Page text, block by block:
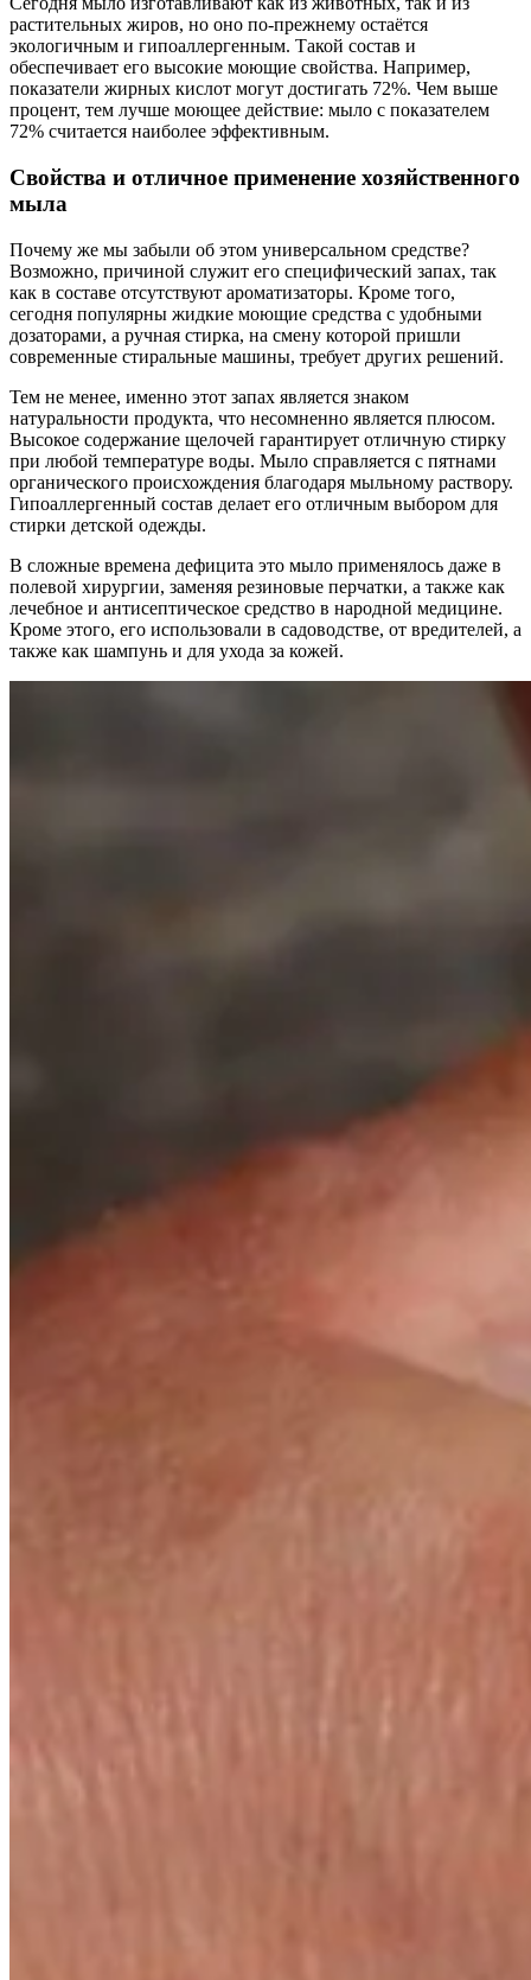
растительных жиров, но оно по-прежнему остаётся
экологичным и гипоаллергенным. Такой состав и
обеспечивает его высокие моющие свойства. Например,
показатели жирных кислот могут достигать 72%. Чем выше
процент, тем лучше моющее действие: мыло с показателем
72% считается наиболее эффективным.
Свойства и отличное применение хозяйственного
мыла
Почему же мы забыли об этом универсальном средстве?
Возможно, причиной служит его специфический запах, так
как в составе отсутствуют ароматизаторы. Кроме того,
сегодня популярны жидкие моющие средства с удобными
дозаторами, а ручная стирка, на смену которой пришли
современные стиральные машины, требует других решений.
Тем не менее, именно этот запах является знаком
натуральности продукта, что несомненно является плюсом.
Высокое содержание щелочей гарантирует отличную стирку
при любой температуре воды. Мыло справляется с пятнами
органического происхождения благодаря мыльному раствору.
Гипоаллергенный состав делает его отличным выбором для
стирки детской одежды.
В сложные времена дефицита это мыло применялось даже в
полевой хирургии, заменяя резиновые перчатки, а также как
лечебное и антисептическое средство в народной медицине.
Кроме этого, его использовали в садоводстве, от вредителей, а
также как шампунь и для ухода за кожей.